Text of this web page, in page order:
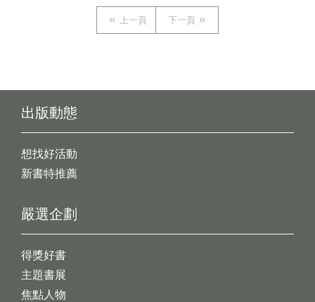
上一頁 下一頁
出版動態
想找好活動
新書特推薦
嚴選企劃
得獎好書
主題書展
焦點人物